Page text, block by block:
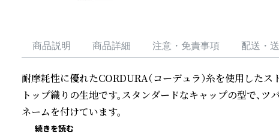
商品説明 商品詳細 注意・免責事項 配送・
耐摩耗性に優れたCORDURA（コーデュラ）糸を使用した
トップ織りの生地です。スタンダードなキャップの型で、
ネームを付けています。
続きを読む